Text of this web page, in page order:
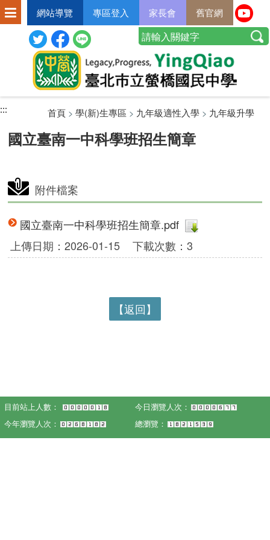
網站導覽 專區登入 家長會 舊官網
:::
:::
國立臺南一中科學班招生簡章
首頁> 學(新)生專區 > 九年級適性入學> 九年級升學
附件檔案
國立臺南一中科學班招生簡章.pdf
上傳日期：2026-01-15
下載次數：3
【返回】
目前站上人數：
今日瀏覽人次：
今年瀏覽人次：
總瀏覽：